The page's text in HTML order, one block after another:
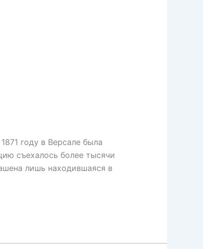
году в Версале была
съехалось более тысячи
лишь находившаяся в